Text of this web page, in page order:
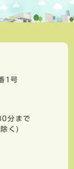
1号
分まで
く)